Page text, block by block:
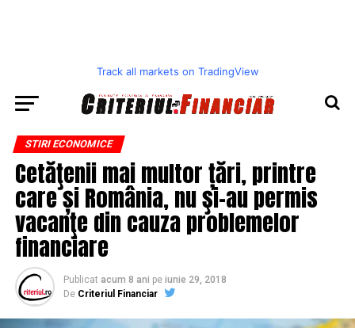
Track all markets on TradingView
STIRI ECONOMICE
Cetăţenii mai multor țări, printre
care și România, nu şi-au permis
vacanţe din cauza problemelor
financiare
Publicat acum 8 ani pe iunie 29, 2018
De Criteriul Financiar